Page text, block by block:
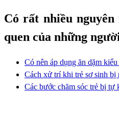
Có rất nhiều
quen của những
Có nên áp dụng ăn dặm
Cách xử trí khi trẻ sơ sinh bị
Các bước chăm sóc trẻ bị tự